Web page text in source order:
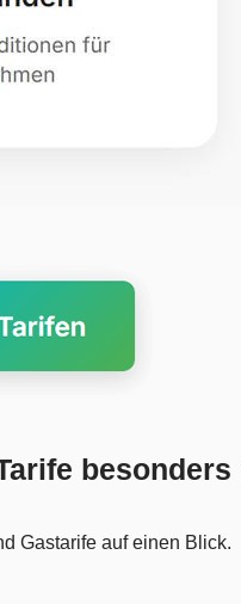
besonders
Gastarife auf einen Blick.